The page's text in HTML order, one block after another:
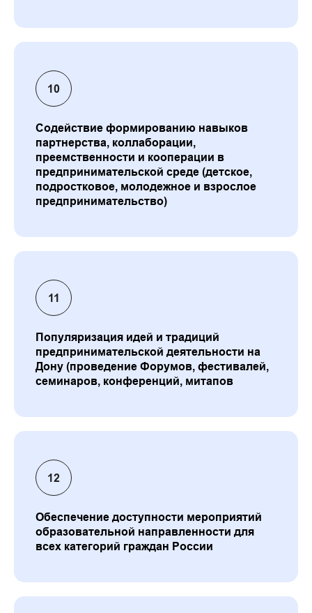
Содействие формированию навыков
партнерства, коллаборации,
преемственности и кооперации в
предпринимательской среде (детское,
подростковое, молодежное и взрослое
предпринимательство)
Популяризация идей и традиций
предпринимательской деятельности на
Дону (проведение Форумов, фестивалей,
семинаров, конференций, митапов
Обеспечение доступности мероприятий
образовательной направленности для
всех категорий граждан России